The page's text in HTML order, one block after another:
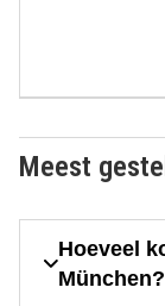
Meest
Hoeveel
München?